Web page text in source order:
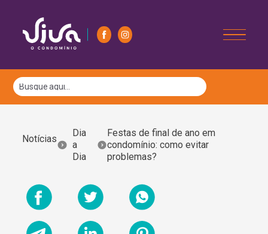
Notícias
Dia
a
Dia
Festas de final de ano em
condomínio: como evitar
problemas?